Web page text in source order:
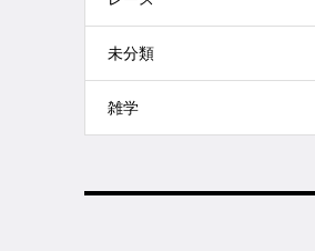
未分類
雑学